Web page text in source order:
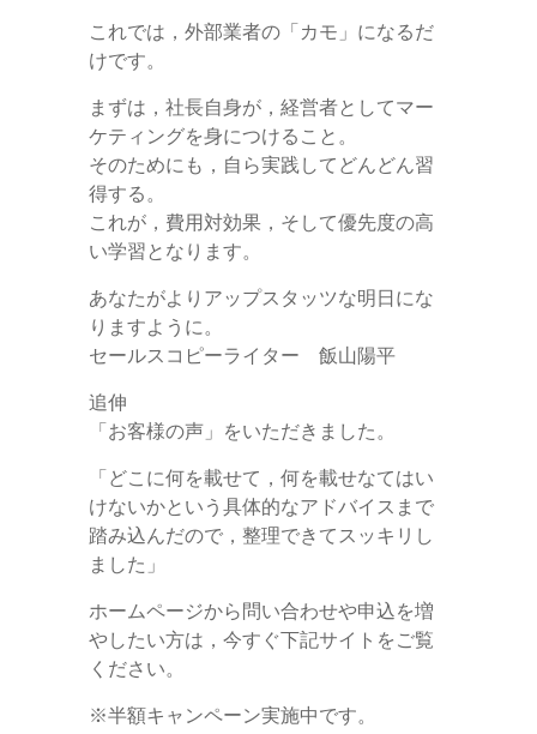
これでは，外部業者の「カモ」になるだ
けです。
まずは，社長自身が，経営者としてマー
ケティングを身につけること。
そのためにも，自ら実践してどんどん習
得する。
これが，費用対効果，そして優先度の高
い学習となります。
あなたがよりアップスタッツな明日にな
りますように。
セールスコピーライター 飯山陽平
追伸
「お客様の声」をいただきました。
「どこに何を載せて，何を載せなてはい
けないかという具体的なアドバイスまで
踏み込んだので，整理できてスッキリし
ました」
ホームページから問い合わせや申込を増
やしたい方は，今すぐ下記サイトをご覧
ください。
※半額キャンペーン実施中です。